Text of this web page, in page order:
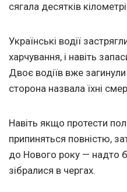
сягала десятків
Українські водії
харчування, і навіть
Двоє водіїв вже
сторона назвала їхні
Навіть якщо протести
припиняться повністю,
до Нового року — надто
зібралися в чергах.